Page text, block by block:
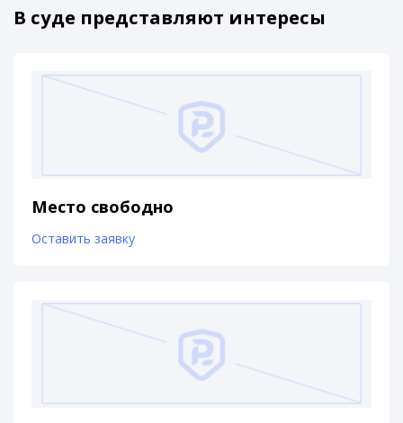
В суде представляют интересы
Место свободно
Оставить заявку